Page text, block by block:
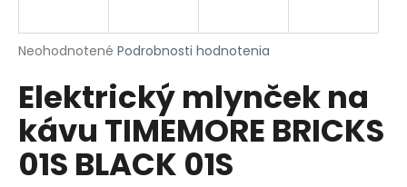
Priemerné
produktu
je
0,0
5
hviezdičiek.
Neohodnotené Podrobnosti hodnotenia
Elektrický mlynček na
kávu TIMEMORE BRICKS
01S BLACK 01S
j
ť
?